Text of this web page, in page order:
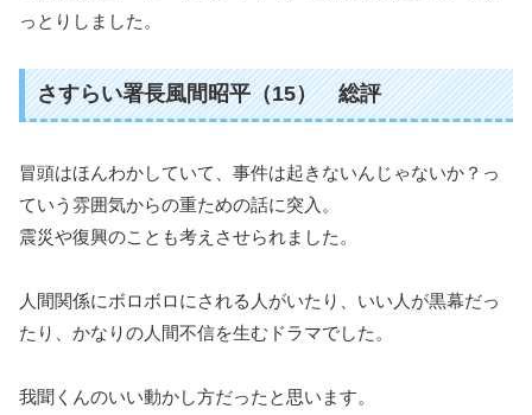
っとりしました。
さすらい署長風間昭平（15） 総評
冒頭はほんわかしていて、事件は起きないんじゃないか？っ
ていう雰囲気からの重ための話に突入。
震災や復興のことも考えさせられました。
人間関係にボロボロにされる人がいたり、いい人が黒幕だっ
たり、かなりの人間不信を生むドラマでした。
我聞くんのいい動かし方だったと思います。